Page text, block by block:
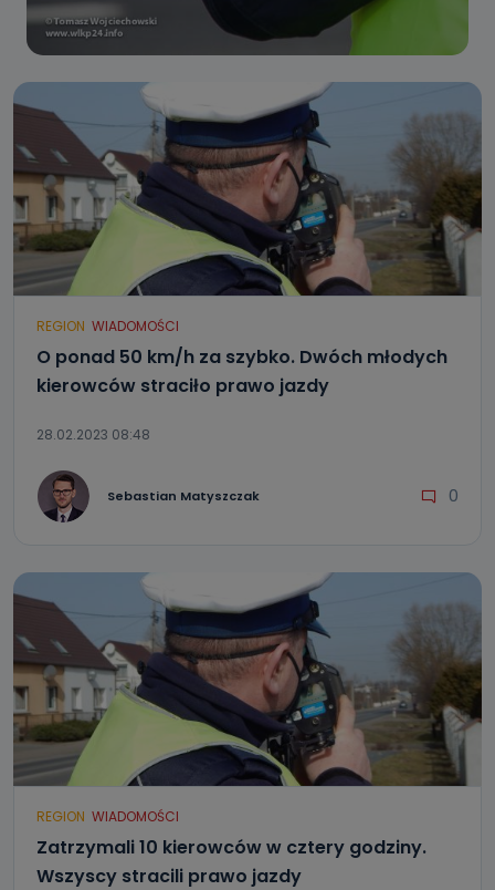
REGION WIADOMOŚCI
O ponad 50 km/h za szybko. Dwóch młodych
kierowców straciło prawo jazdy
28.02.2023 08:48
Sebastian Matyszczak 0
REGION WIADOMOŚCI
Zatrzymali 10 kierowców w cztery godziny.
Wszyscy stracili prawo jazdy